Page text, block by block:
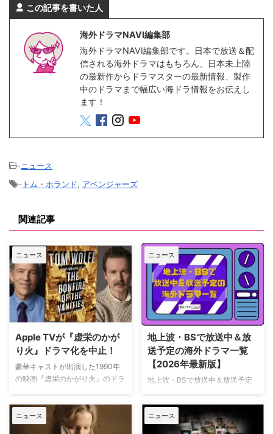
この記事を書いた人
海外ドラマNAVI編集部
海外ドラマNAVI編集部です。日本で放送＆配
信される海外ドラマはもちろん、日本未上陸
の最新作からドラマスターの最新情報、製作
中のドラマまで幅広い海ドラ情報をお伝えし
ます！
-ニュース
- トム・ホランド アベンジャーズ
関連記事
ニュース
Apple TVが『虚栄のかが
り火』ドラマ化を中止！
豪華キャストが出演した1990年
の映画『虚栄のかがり火』のドラ
たが、頓挫したことが明らかにな
った。米Deadlineが報じてい
る。 鬼門らしく一筋縄ではいか
ニュース
地上波・BSで放送中＆放
送予定の海外ドラマ一覧
【2026年最新版】
地上波・BSで放送中＆放送予定
時更新） NHK・NHK BSで放送
中＆放送予定の海外ドラマ 海外
ドラマ『DOC（ドック） あす
ニュース ニュース